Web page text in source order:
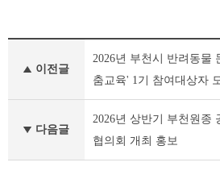
음
이전글
2026년 부천시 반려동물
춤교육' 1기 참여대상자
다음글
2026년 상반기 부천원종
협의회 개최 홍보